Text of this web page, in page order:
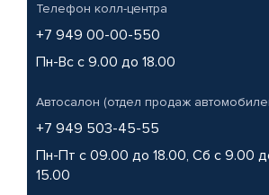
Телефон колл-центра
+7 949 00-00-550
Пн-Вс с 9.00 до 18.00
Автосалон (отдел продаж
+7 949 503-45-55
Пн-Пт с 09.00 до 18.00, Сб с 9.00
15.00